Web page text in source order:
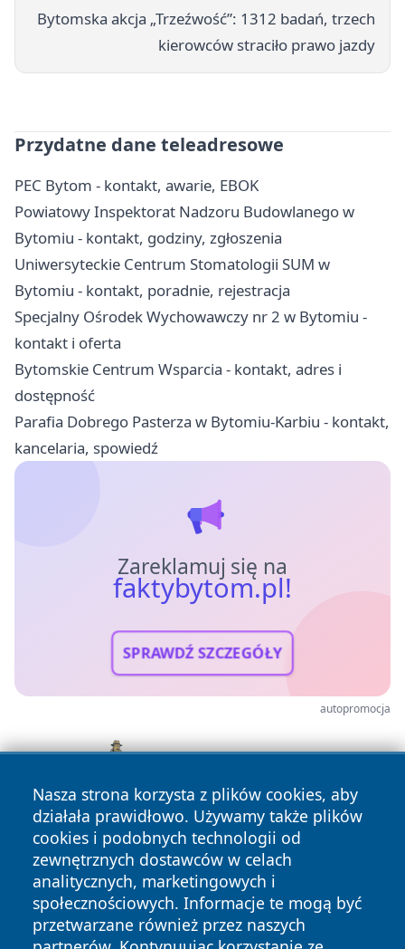
Bytomska akcja „Trzeźwość”: 1312 badań, trzech
kierowców straciło prawo jazdy
Przydatne dane teleadresowe
PEC Bytom - kontakt, awarie, EBOK
Powiatowy Inspektorat Nadzoru Budowlanego w
Bytomiu - kontakt, godziny, zgłoszenia
Uniwersyteckie Centrum Stomatologii SUM w
Bytomiu - kontakt, poradnie, rejestracja
Specjalny Ośrodek Wychowawczy nr 2 w Bytomiu -
kontakt i oferta
Bytomskie Centrum Wsparcia - kontakt, adres i
dostępność
Parafia Dobrego Pasterza w Bytomiu-Karbiu - kontakt,
kancelaria, spowiedź
Zareklamuj się na
faktybytom.pl!
SPRAWDŹ SZCZEGÓŁY
autopromocja
Nasza strona korzysta z plików cookies, aby
działała prawidłowo. Używamy także plików
cookies i podobnych technologii od
zewnętrznych dostawców w celach
analitycznych, marketingowych i
społecznościowych. Informacje te mogą być
przetwarzane również przez naszych